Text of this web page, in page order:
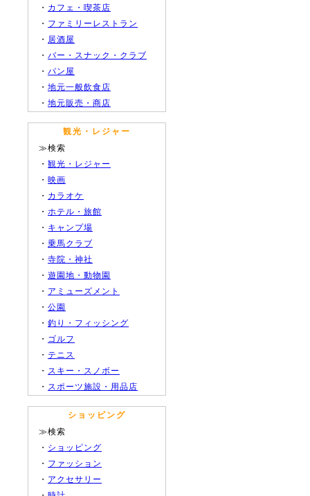
・ カフェ・喫茶店
・ ファミリーレストラン
・ 居酒屋
・ バー・スナック・クラブ
・ パン屋
・ 地元一般飲食店
・ 地元販売・商店
観光・レジャー
≫検索
・ 観光・レジャー
・ 映画
・ カラオケ
・ ホテル・旅館
・ キャンプ場
・ 乗馬クラブ
・ 寺院・神社
・ 遊園地・動物園
・ アミューズメント
・ 公園
・ 釣り・フィッシング
・ ゴルフ
・ テニス
・ スキー・スノボー
・ スポーツ施設・用品店
ショッピング
≫検索
・ ショッピング
・ ファッション
・ アクセサリー